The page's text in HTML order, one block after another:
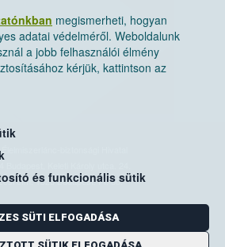
megismerheti, hogyan
adatai védelméről. Weboldalunk
a jobb felhasználói élmény
kérjük, kattintson az
és funkcionális sütik
SÜTI ELFOGADÁSA
biztonsági Hivatal
cím: 1525 Budapest. Pf. 30.
ugyfelszolgalat@nebih.gov.hu
szám: 06-80/263-244